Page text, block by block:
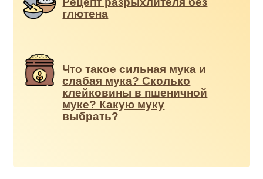
глютена
Что такое сильная мука и
слабая мука? Сколько
клейковины в пшеничной
муке? Какую муку
выбрать?